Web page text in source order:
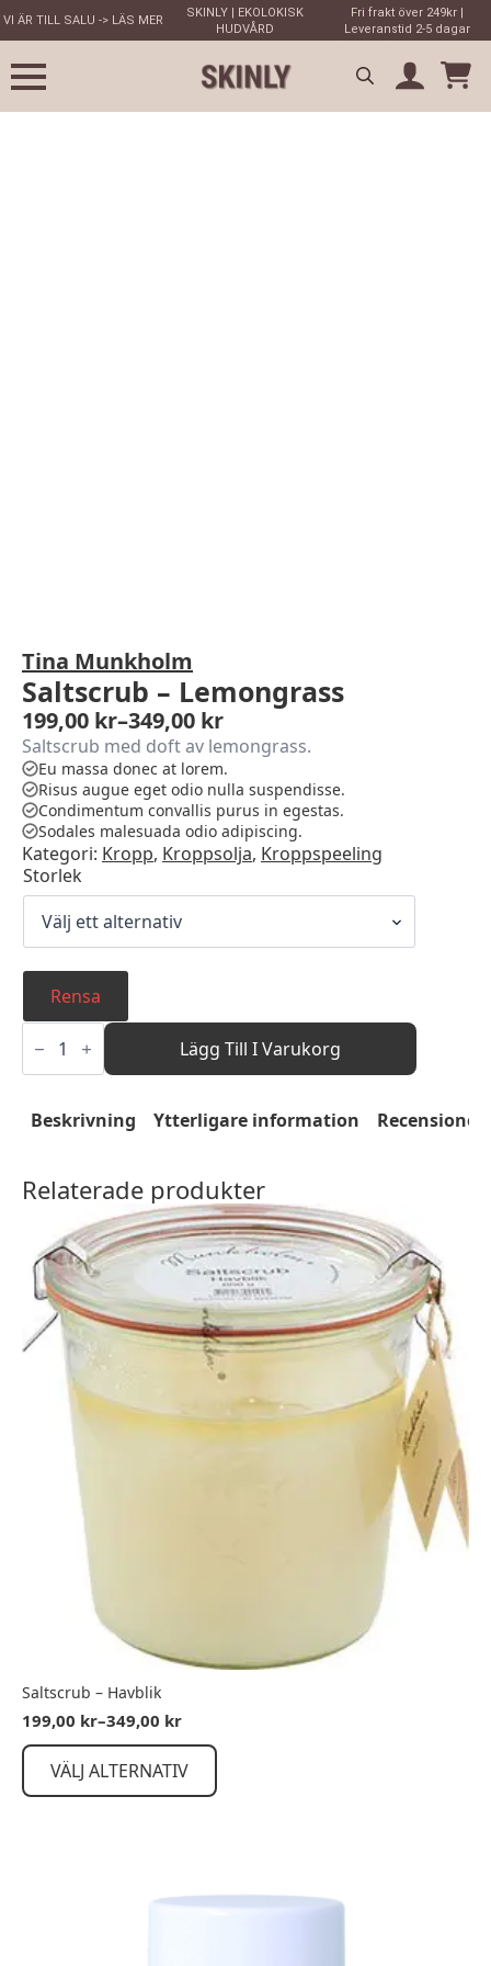
VI ÄR TILL SALU -> LÄS MER
SKINLY | EKOLOKISK
HUDVÅRD
Fri frakt över 249kr |
Leveranstid 2-5 dagar
Search
Tina Munkholm
Saltscrub – Lemongrass
199,00 kr–349,00 kr
Prisintervall:
199,00 kr
till
349,00 kr
Saltscrub med doft av lemongrass.
Eu massa donec at lorem.
Risus augue eget odio nulla suspendisse.
Condimentum convallis purus in egestas.
Sodales malesuada odio adipiscing.
Kategori: Kropp, Kroppsolja, Kroppspeeling
Storlek
Rensa
Saltscrub
Lemongrass
mängd
Lägg Till I Varukorg
Beskrivning Ytterligare information Recensioner
Relaterade produkter
Saltscrub – Havblik
199,00 kr–349,00 kr
Prisintervall:
199,00 kr
349,00 kr
VÄLJ ALTERNATIV
Den
produkten